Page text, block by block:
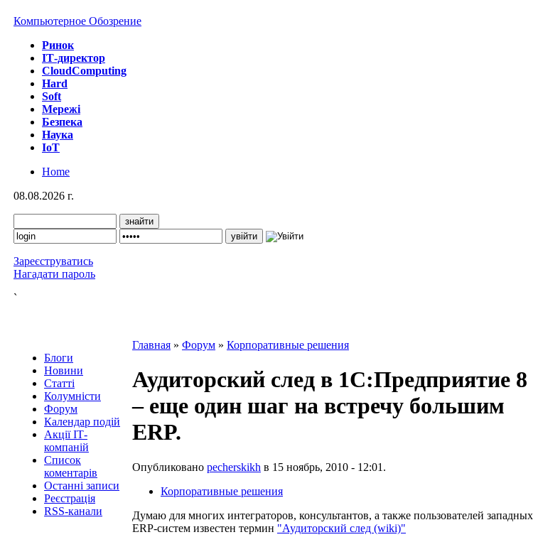
Компьютерное Обозрение
Ринок
IТ-директор
CloudComputing
Hard
Soft
Мережі
Безпека
Наука
IoT
Home
08.08.2026 г.
Зареєструватись
Нагадати пароль
`
Блоги
Новини
Статті
Колумністи
Форум
Календар подій
Акції ІТ-
компаній
Список
коментарів
Останні записи
Реєстрація
RSS-канали
Главная » Форум » Корпоративные решения
Аудиторский след в 1С:Предприятие 8
– еще один шаг на встречу большим
ERP.
Опубликовано pecherskikh в 15 ноябрь, 2010 - 12:01.
Корпоративные решения
Думаю для многих интеграторов, консультантов, а также пользователей западных
ERP-систем известен термин "Аудиторский след (wiki)"